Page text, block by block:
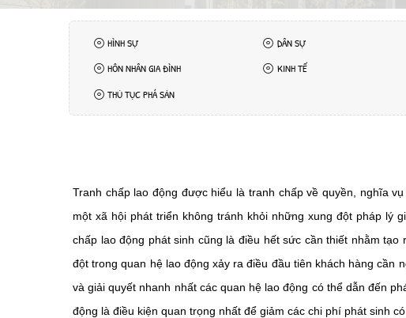
HÌNH SỰ DÂN SỰ
HÔN NHÂN GIA ĐÌNH
KINH TẾ
THỦ TỤC PHÁ SẢN
Tranh chấp lao động được hiểu là tranh chấp về quyền, nghĩa
một xã hội phát triển không tránh khỏi những xung đột pháp lý
chấp lao động phát sinh cũng là điều hết sức cần thiết nhằm
đột trong quan hệ lao động xảy ra điều đầu tiên khách hàng
và giải quyết nhanh nhất các quan hệ lao động có thể dẫn đến
động là điều kiện quan trọng nhất để giảm các chi phí phát sinh